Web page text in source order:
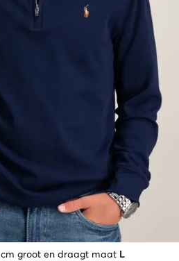
cm groot en draagt maat L